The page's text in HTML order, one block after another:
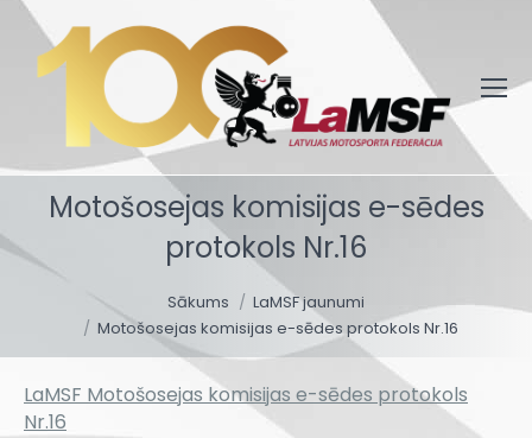
Motošosejas komisijas e-sēdes
protokols Nr.16
Sākums
LaMSF jaunumi
Motošosejas komisijas e-sēdes protokols Nr.16
LaMSF Motošosejas komisijas e-sēdes protokols
Nr.16